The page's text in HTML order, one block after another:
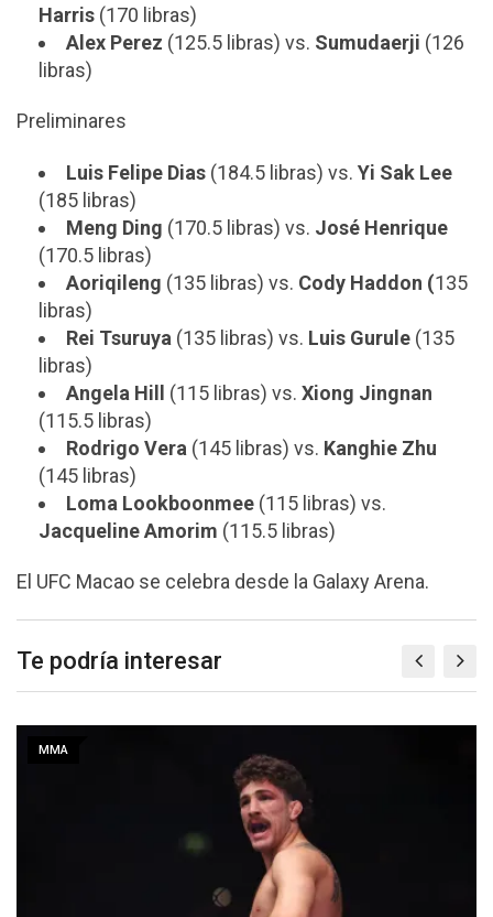
Harris (170 libras)
Alex Perez (125.5 libras) vs. Sumudaerji (126
libras)
Preliminares
Luis Felipe Dias (184.5 libras) vs. Yi Sak Lee
(185 libras)
Meng Ding (170.5 libras) vs. José Henrique
(170.5 libras)
Aoriqileng (135 libras) vs. Cody Haddon (135
libras)
Rei Tsuruya (135 libras) vs. Luis Gurule (135
libras)
Angela Hill (115 libras) vs. Xiong Jingnan
(115.5 libras)
Rodrigo Vera (145 libras) vs. Kanghie Zhu
(145 libras)
Loma Lookboonmee (115 libras) vs.
Jacqueline Amorim (115.5 libras)
El UFC Macao se celebra desde la Galaxy Arena.
Te podría interesar
MMA